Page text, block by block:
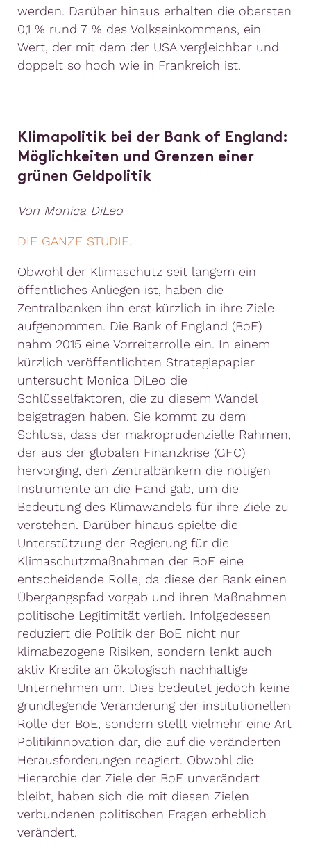
werden. Darüber hinaus erhalten die obersten
0,1 % rund 7 % des Volkseinkommens, ein
Wert, der mit dem der USA vergleichbar und
doppelt so hoch wie in Frankreich ist.
Klimapolitik bei der Bank of England:
Möglichkeiten und Grenzen einer
grünen Geldpolitik
Von Monica DiLeo
DIE GANZE STUDIE.
Obwohl der Klimaschutz seit langem ein
öffentliches Anliegen ist, haben die
Zentralbanken ihn erst kürzlich in ihre Ziele
aufgenommen. Die Bank of England (BoE)
nahm 2015 eine Vorreiterrolle ein. In einem
kürzlich veröffentlichten Strategiepapier
untersucht Monica DiLeo die
Schlüsselfaktoren, die zu diesem Wandel
beigetragen haben. Sie kommt zu dem
Schluss, dass der makroprudenzielle Rahmen,
der aus der globalen Finanzkrise (GFC)
hervorging, den Zentralbänkern die nötigen
Instrumente an die Hand gab, um die
Bedeutung des Klimawandels für ihre Ziele zu
verstehen. Darüber hinaus spielte die
Unterstützung der Regierung für die
Klimaschutzmaßnahmen der BoE eine
entscheidende Rolle, da diese der Bank einen
Übergangspfad vorgab und ihren Maßnahmen
politische Legitimität verlieh. Infolgedessen
reduziert die Politik der BoE nicht nur
klimabezogene Risiken, sondern lenkt auch
aktiv Kredite an ökologisch nachhaltige
Unternehmen um. Dies bedeutet jedoch keine
grundlegende Veränderung der institutionellen
Rolle der BoE, sondern stellt vielmehr eine Art
Politikinnovation dar, die auf die veränderten
Herausforderungen reagiert. Obwohl die
Hierarchie der Ziele der BoE unverändert
bleibt, haben sich die mit diesen Zielen
verbundenen politischen Fragen erheblich
verändert.